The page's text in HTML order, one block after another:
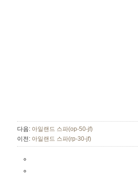
다음: 아일랜드 스파(op-50-jf)
이전: 아일랜드 스파(rp-30-jf)